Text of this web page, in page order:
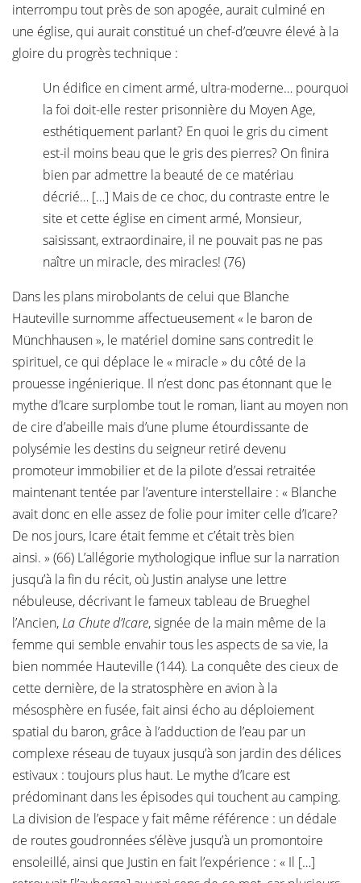
interrompu tout près de son apogée, aurait culminé en
une église, qui aurait constitué un chef-d’œuvre élevé à la
gloire du progrès technique :
Un édifice en ciment armé, ultra-moderne… pourquoi
la foi doit-elle rester prisonnière du Moyen Age,
esthétiquement parlant? En quoi le gris du ciment
est-il moins beau que le gris des pierres? On finira
bien par admettre la beauté de ce matériau
décrié… […] Mais de ce choc, du contraste entre le
site et cette église en ciment armé, Monsieur,
saisissant, extraordinaire, il ne pouvait pas ne pas
naître un miracle, des miracles! (76)
Dans les plans mirobolants de celui que Blanche
Hauteville surnomme affectueusement « le baron de
Münchhausen », le matériel domine sans contredit le
spirituel, ce qui déplace le « miracle » du côté de la
prouesse ingénierique. Il n’est donc pas étonnant que le
mythe d’Icare surplombe tout le roman, liant au moyen non
de cire d’abeille mais d’une plume étourdissante de
polysémie les destins du seigneur retiré devenu
promoteur immobilier et de la pilote d’essai retraitée
maintenant tentée par l’aventure interstellaire : « Blanche
avait donc en elle assez de folie pour imiter celle d’Icare?
De nos jours, Icare était femme et c’était très bien
ainsi. » (66) L’allégorie mythologique influe sur la narration
jusqu’à la fin du récit, où Justin analyse une lettre
nébuleuse, décrivant le fameux tableau de Brueghel
l’Ancien,La Chute d’Icare, signée de la main même de la
femme qui semble envahir tous les aspects de sa vie, la
bien nommée Hauteville (144). La conquête des cieux de
cette dernière, de la stratosphère en avion à la
mésosphère en fusée, fait ainsi écho au déploiement
spatial du baron, grâce à l’adduction de l’eau par un
complexe réseau de tuyaux jusqu’à son jardin des délices
estivaux : toujours plus haut. Le mythe d’Icare est
prédominant dans les épisodes qui touchent au camping.
La division de l’espace y fait même référence : un dédale
de routes goudronnées s’élève jusqu’à un promontoire
ensoleillé, ainsi que Justin en fait l’expérience : « Il […]